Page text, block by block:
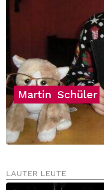
Martin Schüler
LAUTER LEUTE